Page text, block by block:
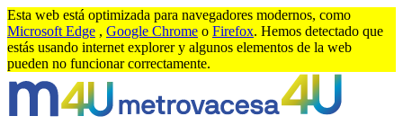
Esta web está optimizada para navegadores modernos, como
Microsoft Edge , Google Chrome o Firefox. Hemos detectado que
estás usando internet explorer y algunos elementos de la web
pueden no funcionar correctamente.